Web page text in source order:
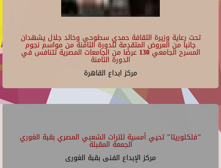
تحت رعاية وزيرة الثقافة حمدي سطوحي وخالد جلال يشهدان
جانبا من العروض المتقدمة للدورة الثامنة من مواسم نجوم
المسرح الجامعي 130 عرضًا من الجامعات المصرية تتنافس في
الدورة الثامنة
مركز ابداع القاهرة
"فلكلوريتا" تحيي أمسية للتراث الشعبي المصري بقبة الغوري
الجمعة المقبلة
مركز الإبداع الفنى بقبة الغورى